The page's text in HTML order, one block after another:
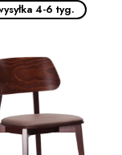
4-6 tyg.